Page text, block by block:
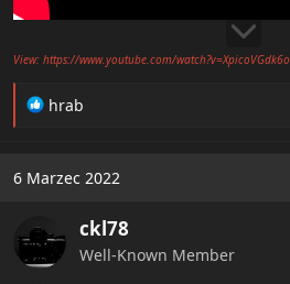
View: https://www.youtube.com/watch?v=XpicoVGdk6o
R
t
o
s
hrab
6 Marzec 2022
ckl78
Well-Known Member